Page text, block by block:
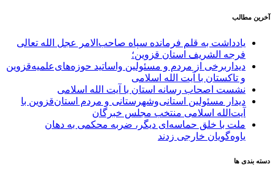
آخرین مطالب
یادداشت به قلم فرمانده سپاه صاحب‌الامر عجل الله تعالی
فرجه الشریف استان قزوین؛
دیداربرخی از مردم و مسئولین واساتید حوزه‌های‌علمیه‌قزوین
و تاکستان با آیت الله اسلامی
نشست اصحاب رسانه استان با آیت الله اسلامی
دیدار مسئولین استانی‌وشهرستانی و مردم‌ استان‌قزوین با
آیت‌الله‌ اسلامی منتخب مجلس‌ خبرگان
ملت با خلق حماسه‌ای دیگر، ضربه محکمی به دهان
یاوه‌گویان خارجی زدند
دسته بندی ها